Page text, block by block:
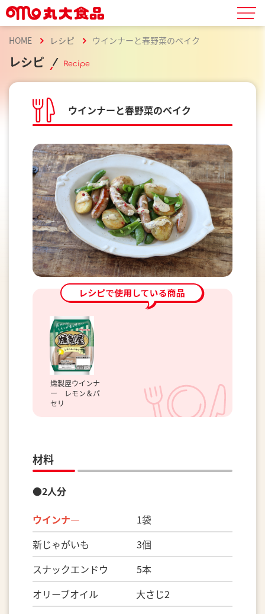
HOME レシピ ウインナーと春野菜のベイク
レシピ Recipe
ウインナーと春野菜のベイク
燻製屋ウインナ
ー レモン＆パ
セリ
材料
●2人分
ウインナ― 1袋
新じゃがいも 3個
スナックエンドウ 5本
オリーブオイル 大さじ2